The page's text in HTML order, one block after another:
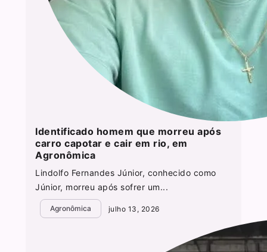
Identificado homem que morreu após
carro capotar e cair em rio, em
Agronômica
Lindolfo Fernandes Júnior, conhecido como
Júnior, morreu após sofrer um...
Agronômica julho 13, 2026